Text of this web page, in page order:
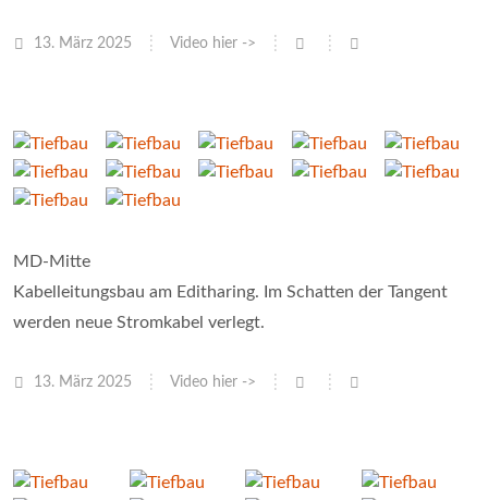
13. März 2025 Video hier ->
MD-Mitte
Kabelleitungsbau am Editharing. Im Schatten der Tangent
werden neue Stromkabel verlegt.
13. März 2025 Video hier ->